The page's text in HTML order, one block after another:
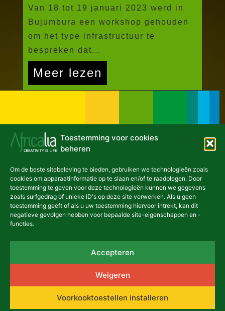
Toestemming voor cookies
beheren
Om de beste sitebeleving te bieden, gebruiken we technologieën zoals
cookies om apparaatinformatie op te slaan en/of te raadplegen. Door
toestemming te geven voor deze technologieën kunnen we gegevens
zoals surfgedrag of unieke ID's op deze site verwerken. Als u geen
toestemming geeft of als u uw toestemming hiervoor intrekt, kan dit
negatieve gevolgen hebben voor bepaalde site-eigenschappen en -
functies.
Accepteren
Weigeren
Voorkooktoestellen installeren
Van 18 tot 19 januari 2023 werd in
Bujumbura een workshop gehouden
om het type infrastructuur te
bespreken dat...
Meer lezen
NIEUWSBRIEF
1000 Brussel
+32 2 412 58 80